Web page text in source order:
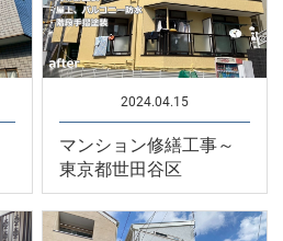
2024.04.15
マンション修繕工事～
東京都世田谷区